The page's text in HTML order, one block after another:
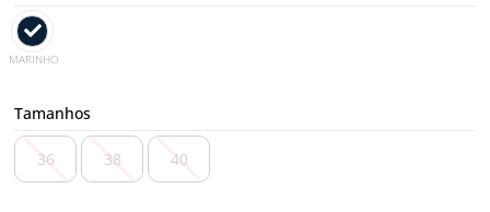
MARINHO
Tamanhos
36 38 40